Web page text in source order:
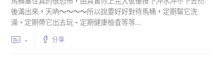
後滿出來，天吶～～～～所以說要好好對待馬桶，定期幫它洗
澡、定期帶它出去玩、定期健康檢查等等…
- 分享